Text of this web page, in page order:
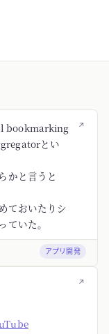
↗
bookmarking
とい
かと言うと
ておいたりシ
ていた。
アプリ開発
↗